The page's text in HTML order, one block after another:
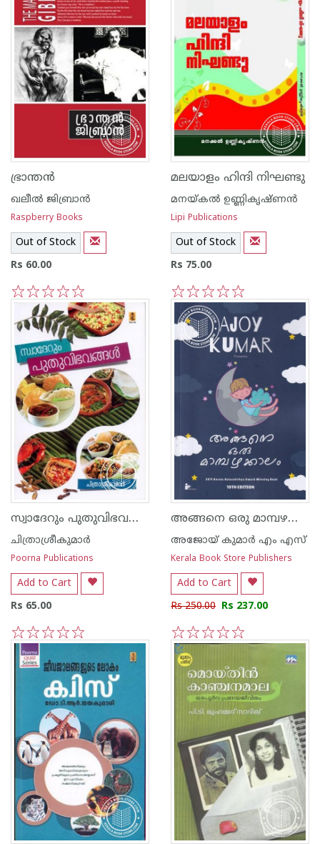
ഭ്രാന്തന്‍
ഖലീല്‍ ജിബ്രാന്‍
Raspberry Books
Out of Stock
Rs 60.00
5
3
1
മലയാളം ഹിന്ദി നിഘണ്ടു
മനയ്‌കല്‍ ഉണ്ണികൃഷ്ണന്‍
Lipi Publications
Out of Stock
Rs 75.00
5
4
3
2
1
സ്വാദേറും പുതുവിഭവങ്ങള്‍
ചിത്രാശ്രീകുമാര്‍
Poorna Publications
Add to Cart
Rs 65.00
5
4
3
2
1
അങ്ങനെ ഒരു മാമ്പഴക്കാലം
അജോയ് കുമാര്‍ എം എസ്
Kerala Book Store Publishers
Add to Cart
Rs 250.00 Rs 237.00
5
4
3
2
1